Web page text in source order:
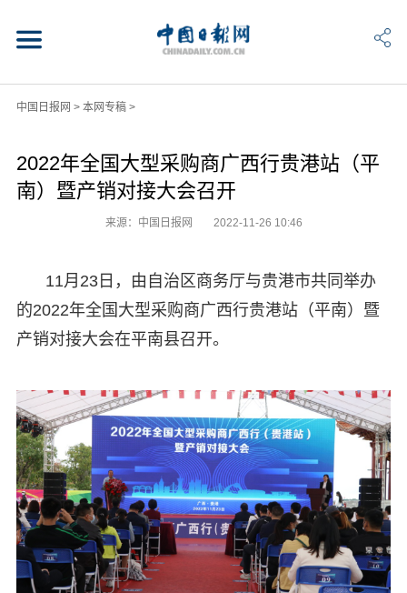
中国日报网 > 本网专稿>
2022年全国大型采购商广西行贵港站（平
南）暨产销对接大会召开
来源：中国日报网 2022-11-26 10:46
11月23日，由自治区商务厅与贵港市共同举办
的2022年全国大型采购商广西行贵港站（平南）暨
产销对接大会在平南县召开。